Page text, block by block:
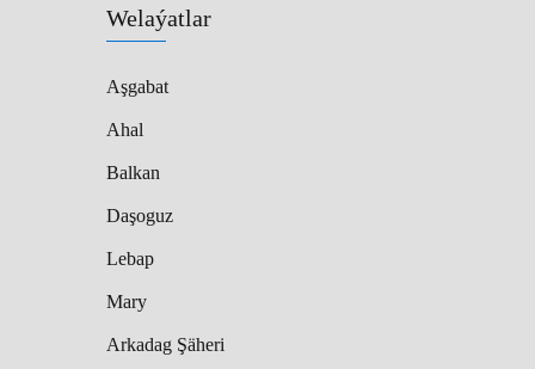
Welaýatlar
Aşgabat
Ahal
Balkan
Daşoguz
Lebap
Mary
Arkadag Şäheri